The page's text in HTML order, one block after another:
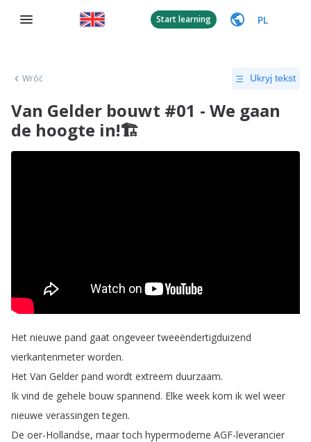
Start learning PL
Wróć Ukryj tekst
Van Gelder bouwt #01 - We gaan
de hoogte in!🏗️
Het nieuwe pand gaat ongeveer tweeëndertigduizend
vierkantenmeter worden.
Het Van Gelder pand wordt extreem duurzaam.
Ik vind de gehele bouw spannend. Elke week kom ik wel weer
nieuwe verassingen tegen.
De oer-Hollandse, maar toch hypermoderne AGF-leverancier